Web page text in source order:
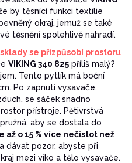
by těsnící funkci textilie
okraj, jemuž se také
těsnění spolehlivě nahradí.
se přizpůsobí prostoru
VIKING 340 825 příliš malý?
Tento pytlík má boční
Po zapnutí vysavače,
se sáček snadno
přístroje. Pětivrstvá
aby se dostala do
až o 15 % více nečistot než
dávat pozor, abyste při
mezi víko a tělo vysavače.